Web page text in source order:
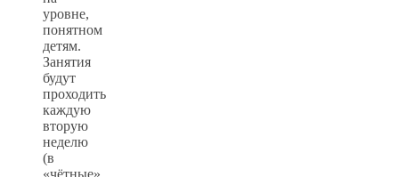
уровне,
понятном
детям.
Занятия
будут
проходить
каждую
вторую
неделю
(в
«чётные»